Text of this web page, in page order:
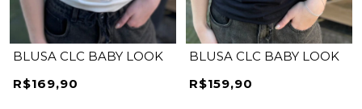
BLUSA CLC BABY LOOK
R$169,90
BLUSA CLC BABY LOOK
R$159,90